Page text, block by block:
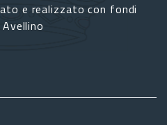
e realizzato con fondi